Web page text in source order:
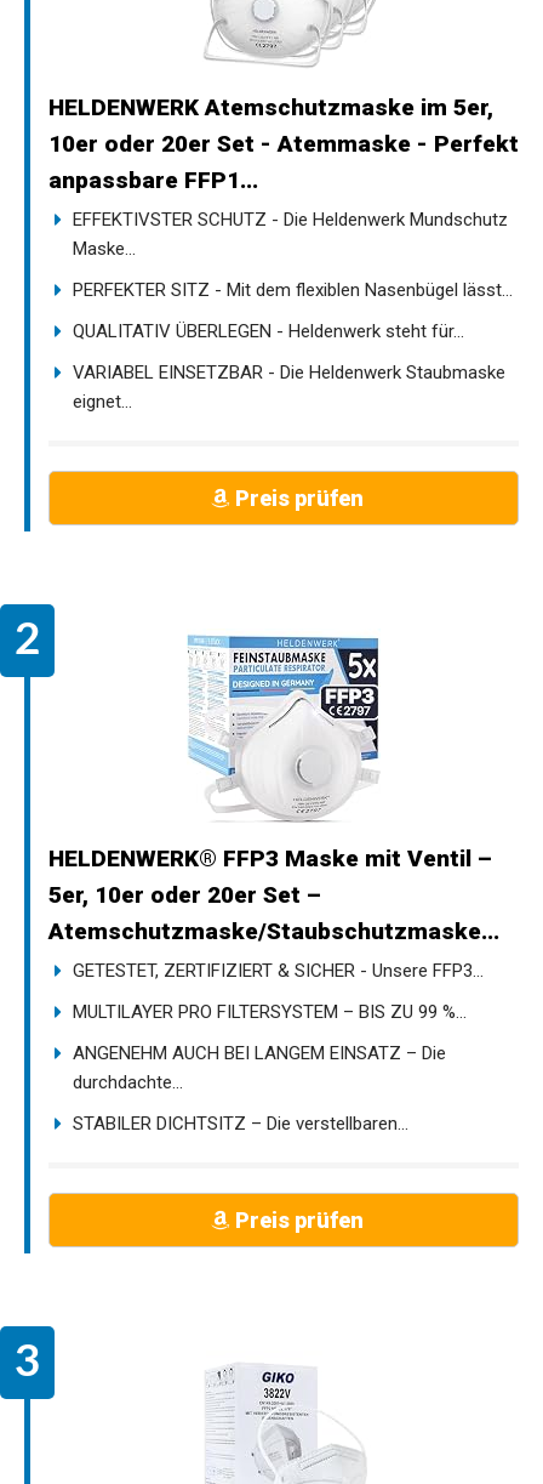
HELDENWERK Atemschutzmaske im 5er,
10er oder 20er Set - Atemmaske - Perfekt
anpassbare FFP1...
EFFEKTIVSTER SCHUTZ - Die Heldenwerk Mundschutz
Maske...
PERFEKTER SITZ - Mit dem flexiblen Nasenbügel lässt...
QUALITATIV ÜBERLEGEN - Heldenwerk steht für...
VARIABEL EINSETZBAR - Die Heldenwerk Staubmaske
eignet...
Preis prüfen
HELDENWERK® FFP3 Maske mit Ventil –
5er, 10er oder 20er Set –
Atemschutzmaske/Staubschutzmaske...
GETESTET, ZERTIFIZIERT & SICHER - Unsere FFP3...
MULTILAYER PRO FILTERSYSTEM – BIS ZU 99 %...
ANGENEHM AUCH BEI LANGEM EINSATZ – Die
durchdachte...
STABILER DICHTSITZ – Die verstellbaren...
Preis prüfen